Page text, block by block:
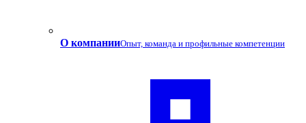
О компанииОпыт, команда и профильные компетенции